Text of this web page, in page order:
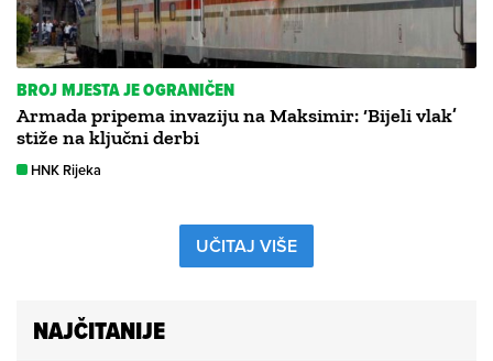
BROJ MJESTA JE OGRANIČEN
Armada pripema invaziju na Maksimir: ‘Bijeli vlak’
stiže na ključni derbi
HNK Rijeka
UČITAJ VIŠE
NAJČITANIJE